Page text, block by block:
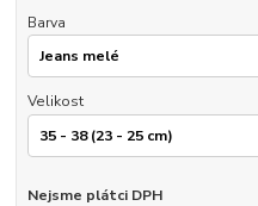
Barva
Velikost
Nejsme plátci DPH